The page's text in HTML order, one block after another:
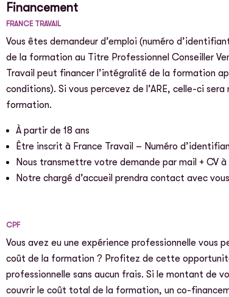
Financement
FRANCE TRAVAIL
Vous êtes demandeur d’emploi (numéro
de la formation au Titre Professionnel Conseiller
Travail peut financer l’intégralité de la formation
conditions). Si vous percevez de l’ARE, celle-ci
formation.
À partir de 18 ans
Être inscrit à France Travail – Numéro
Nous transmettre votre demande par mail + CV
Notre chargé d’accueil prendra contact avec
CPF
Vous avez eu une expérience professionnelle vous
coût de la formation ? Profitez de cette
professionnelle sans aucun frais. Si le montant de
couvrir le coût total de la formation, un co-